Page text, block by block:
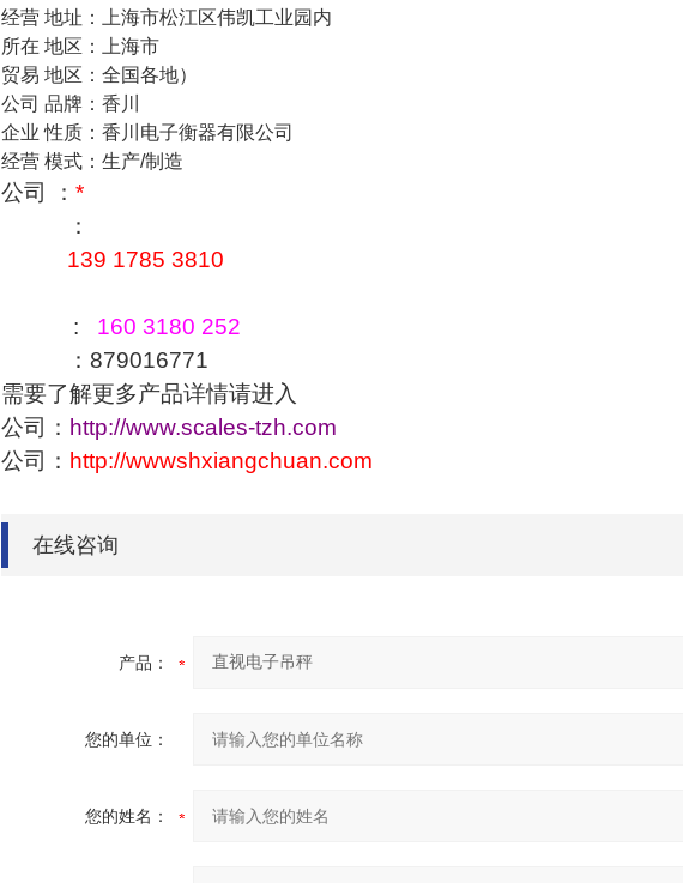
经营 地址：上海市松江区伟凯工业园内
所在 地区：上海市
贸易 地区：全国各地）
公司 品牌：香川
企业 性质：香川电子衡器有限公司
经营 模式：生产/制造
公司 ： *
：
139 1785 3810
: 160 3180 252
：879016771
需要了解更多产品详情请进入
公司： http://www.scales-tzh.com
公司： http://wwwshxiangchuan.com
在线咨询
产品：
您的单位：
您的姓名：